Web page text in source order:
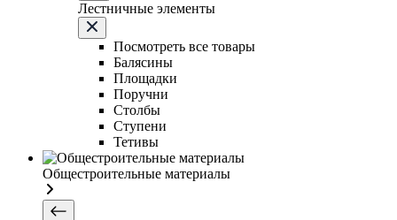
Лестничные элементы
Посмотреть все товары
Балясины
Площадки
Поручни
Столбы
Ступени
Тетивы
Общестроительные материалы